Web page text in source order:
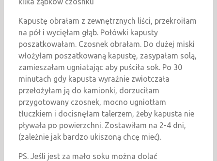
Kapustę obrałam z zewnętrznych liści, przekroiłam
na pół i wycięłam głąb. Połówki kapusty
poszatkowałam. Czosnek obrałam. Do dużej miski
włożyłam poszatkowaną kapustę, zasypałam solą,
zamieszałam ugniatając aby puściła sok. Po 30
minutach gdy kapusta wyraźnie zwiotczała
przełożyłam ją do kamionki, dorzuciłam
przygotowany czosnek, mocno ugniotłam
tłuczkiem i docisnęłam talerzem, żeby kapusta nie
pływała po powierzchni. Zostawiłam na 2-4 dni,
(zależnie jak bardzo ukiszoną chcę mieć).
PS. Jeśli jest za mało soku można dolać